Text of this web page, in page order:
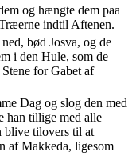
og hængte dem paa
indtil Aftenen.
bød Josva, og de
i den Hule, som de
for Gabet af
Dag og slog den med
han tillige med alle
blive tilovers til at
af Makkeda, ligesom